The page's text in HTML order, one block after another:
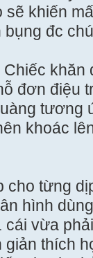
sẽ khiến
bụng đc
khăn
đơn điệu
tương
khoác
từng
hình
vừa
thích